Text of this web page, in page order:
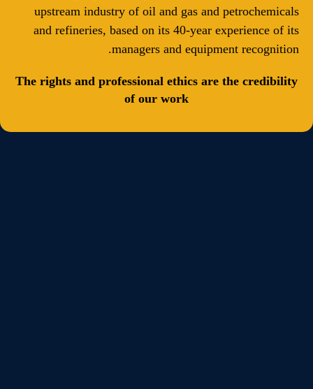
upstream industry of oil and gas and petrochemicals
and refineries, based on its 40-year experience of its
managers and equipment recognition.
The rights and professional ethics are the credibility
of our work